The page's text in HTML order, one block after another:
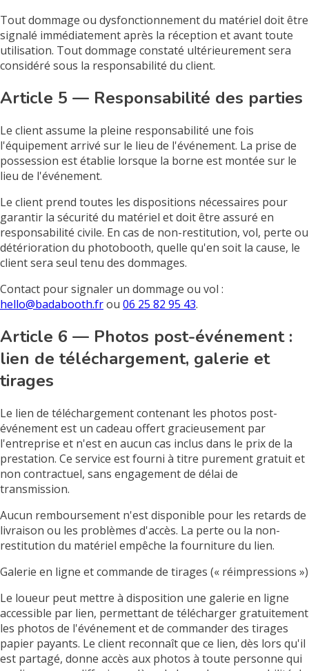
Tout dommage ou dysfonctionnement du matériel doit être
signalé immédiatement après la réception et avant toute
utilisation. Tout dommage constaté ultérieurement sera
considéré sous la responsabilité du client.
Article 5 — Responsabilité des parties
Le client assume la pleine responsabilité une fois
l'équipement arrivé sur le lieu de l'événement. La prise de
possession est établie lorsque la borne est montée sur le
lieu de l'événement.
Le client prend toutes les dispositions nécessaires pour
garantir la sécurité du matériel et doit être assuré en
responsabilité civile. En cas de non-restitution, vol, perte ou
détérioration du photobooth, quelle qu'en soit la cause, le
client sera seul tenu des dommages.
Contact pour signaler un dommage ou vol :
hello@badabooth.frou 06 25 82 95 43.
Article 6 — Photos post-événement :
lien de téléchargement, galerie et
tirages
Le lien de téléchargement contenant les photos post-
événement est un cadeau offert gracieusement par
l'entreprise et n'est en aucun cas inclus dans le prix de la
prestation. Ce service est fourni à titre purement gratuit et
non contractuel, sans engagement de délai de
transmission.
Aucun remboursement n'est disponible pour les retards de
livraison ou les problèmes d'accès. La perte ou la non-
restitution du matériel empêche la fourniture du lien.
Galerie en ligne et commande de tirages (« réimpressions »)
Le loueur peut mettre à disposition une galerie en ligne
accessible par lien, permettant de télécharger gratuitement
les photos de l'événement et de commander des tirages
papier payants. Le client reconnaît que ce lien, dès lors qu'il
est partagé, donne accès aux photos à toute personne qui